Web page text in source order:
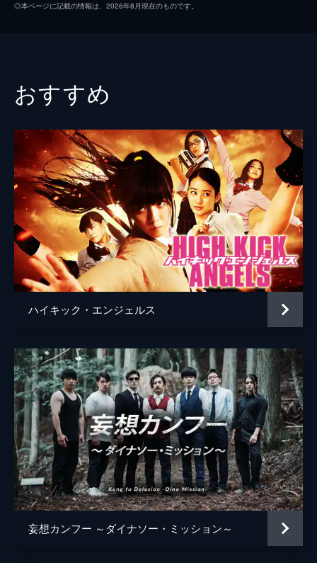
ニードル 搗宮姫奈
チャカ 津田寛治
木下ほうか
監督 榊英雄
脚本 光伸春
◎本ページに記載の情報は、2026年8月現在のものです。
おすすめ
ハイキック・エンジェルス
妄想カンフー ～ダイナソー・ミッション～